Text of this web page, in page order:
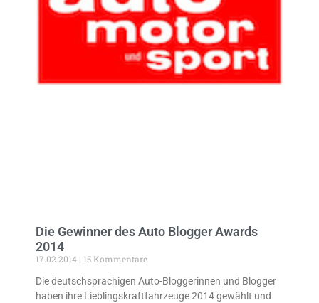
Die Gewinner des Auto Blogger Awards
2014
17.02.2014
15 Kommentare
Die deutschsprachigen Auto-Bloggerinnen und Blogger
haben ihre Lieblingskraftfahrzeuge 2014 gewählt und